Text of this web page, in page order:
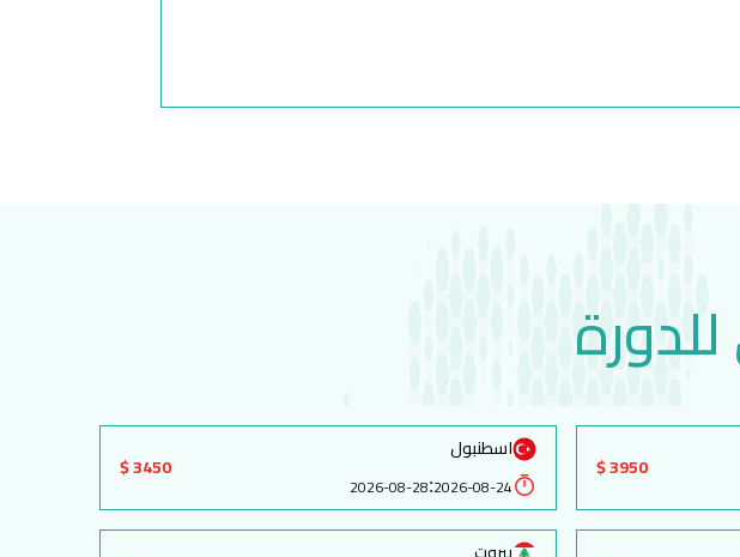
3950 $
اسطنبول
2026-08-24
:
2026-08-28
3450 $